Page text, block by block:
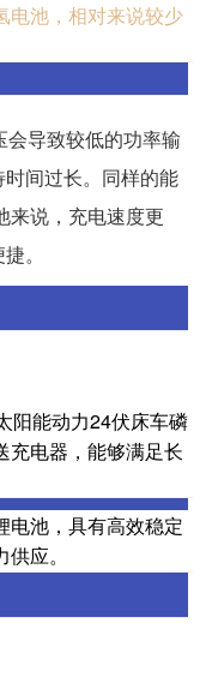
电池，相对来说较少
导致较低的功率输
间过长。同样的能
来说，充电速度更
。
阳能动力24伏床车磷
充电器，能够满足长
电池，具有高效稳定
应。